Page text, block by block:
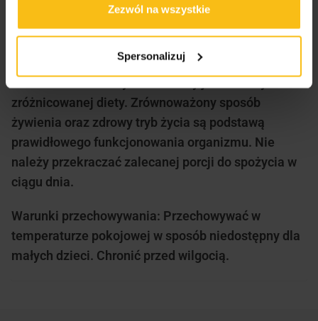
Zezwól na wszystkie
Spersonalizuj
Zalecana porcja do spożycia w ciągu dnia
niezbędna do uzyskania korzystnego działania: 1
do 2 kapsułek w trakcie posiłku.
zróżnicowanej diety. Zrównoważony sposób
żywienia oraz zdrowy tryb życia są podstawą
prawidłowego funkcjonowania organizmu. Nie
należy przekraczać zalecanej porcji do spożycia w
ciągu dnia.
Warunki przechowywania: Przechowywać w
temperaturze pokojowej w sposób niedostępny dla
małych dzieci. Chronić przed wilgocią.